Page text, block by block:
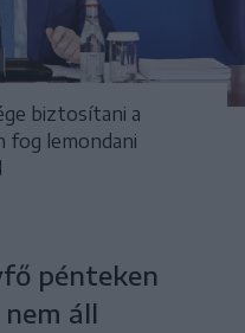
biztosítani a
fog lemondani
pénteken
áll